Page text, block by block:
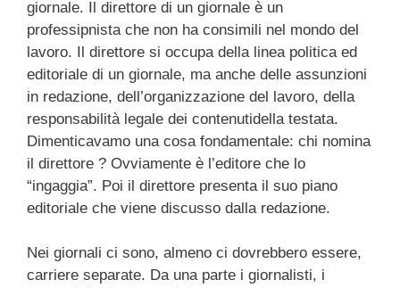
giornale. Il direttore di un giornale è un
professipnista che non ha consimili nel mondo del
lavoro. Il direttore si occupa della linea politica ed
editoriale di un giornale, ma anche delle assunzioni
in redazione, dell’organizzazione del lavoro, della
responsabilità legale dei contenutidella testata.
Dimenticavamo una cosa fondamentale: chi nomina
il direttore ? Ovviamente è l’editore che lo
“ingaggia”. Poi il direttore presenta il suo piano
editoriale che viene discusso dalla redazione.
Nei giornali ci sono, almeno ci dovrebbero essere,
carriere separate. Da una parte i giornalisti, i